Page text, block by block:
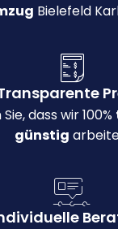
Bielefeld
dass wir 100%
günstig